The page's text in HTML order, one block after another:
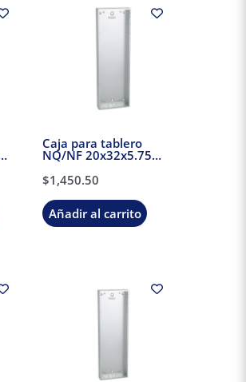
Caja para tablero
NQ/NF 20x32x5.75
Schneider Electric
$1,450.50
Añadir al carrito